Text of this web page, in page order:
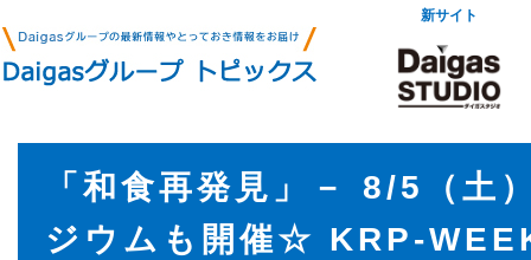
新サイト
「和食再発見」－ 8/5（土
ジウムも開催☆ KRP-